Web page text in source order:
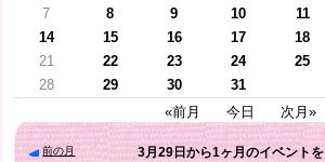
7
8 9 10 11
14
15 16 17 18
21
22 23 24 25
28
29 30
31
«前月
今日 次月»
前の月 3月29日 から1ヶ月のイベントを